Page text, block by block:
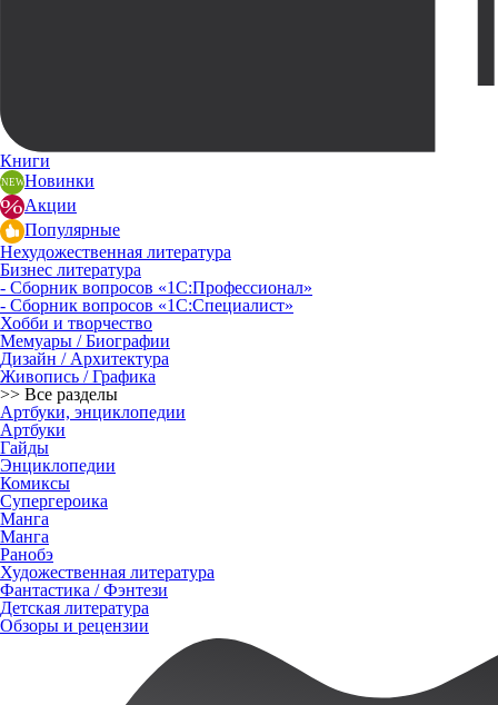
Книги
Новинки
Акции
Популярные
Нехудожественная литература
Бизнес литература
- Сборник вопросов «1С:Профессионал»
- Сборник вопросов «1С:Специалист»
Хобби и творчество
Мемуары / Биографии
Дизайн / Архитектура
Живопись / Графика
>> Все разделы
Артбуки, энциклопедии
Артбуки
Гайды
Энциклопедии
Комиксы
Супергероика
Манга
Манга
Ранобэ
Художественная литература
Фантастика / Фэнтези
Детская литература
Обзоры и рецензии